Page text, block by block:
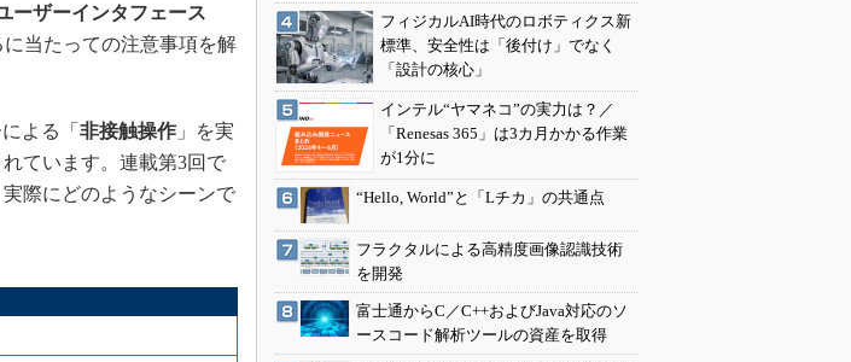
インとCAE
ョン
グデータ
ジャパン
ーザーインタフェース
に当たっての注意事項を解
よる「 非接触操作 」を実
ています。連載第3回で
際にどのようなシーンで
フィジカルAI時代のロボティクス新
標準、安全性は「後付け」でなく
「設計の核心」
インテル“ヤマネコ”の実力は？／
「Renesas 365」は3カ月かかる作業
が1分に
“Hello, World”と「Lチカ」の共通点
フラクタルによる高精度画像認識技術
を開発
富士通からC／C++およびJava対応のソ
ースコード解析ツールの資産を取得